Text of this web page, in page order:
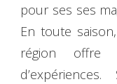
pour ses ses
En toute
région offre